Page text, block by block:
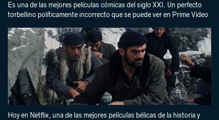
Es una de las mejores películas cómicas del siglo XXI. Un perfecto
torbellino políticamente incorrecto que se puede ver en Prime Video
Hoy en Netflix, una de las mejores películas bélicas de la historia y